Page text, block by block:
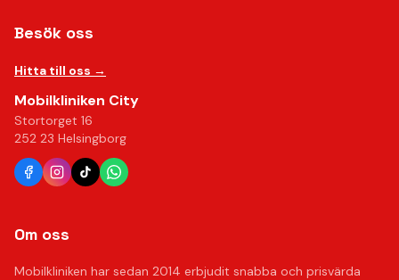
Besök oss
Hitta till oss →
Mobilkliniken City
Stortorget 16
252 23 Helsingborg
Om oss
Mobilkliniken har sedan 2014 erbjudit snabba och prisvärda